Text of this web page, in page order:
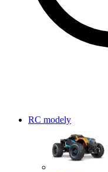
RC modely